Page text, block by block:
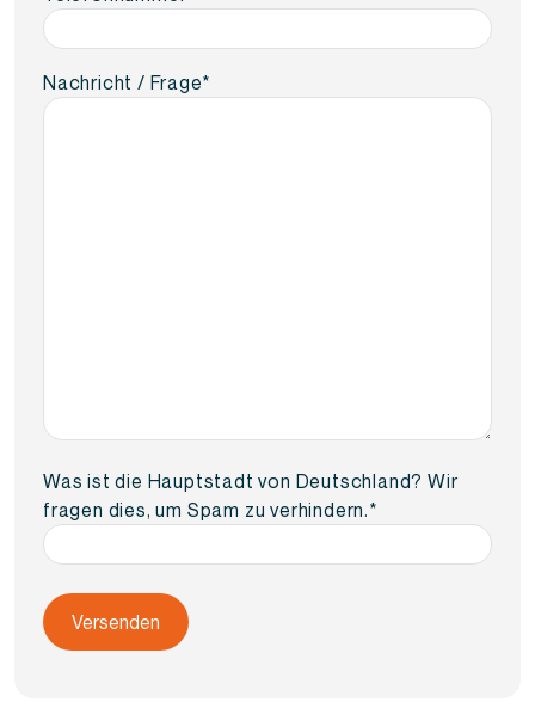
Nachricht / Frage*
Was ist die Hauptstadt von Deutschland? Wir
fragen dies, um Spam zu verhindern.*